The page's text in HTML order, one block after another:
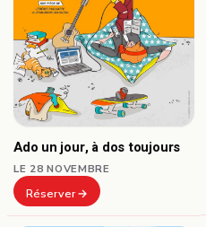
Ado un jour, à dos toujours
LE 28 NOVEMBRE
Réserver